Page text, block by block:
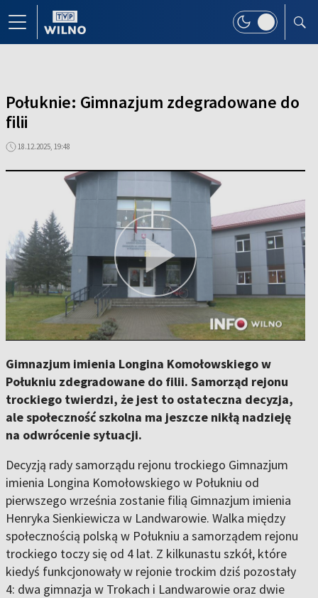
Połuknie: Gimnazjum zdegradowane do
filii
18.12.2025, 19:48
Gimnazjum imienia Longina Komołowskiego w
Połukniu zdegradowane do filii. Samorząd rejonu
trockiego twierdzi, że jest to ostateczna decyzja,
ale społeczność szkolna ma jeszcze nikłą nadzieję
na odwrócenie sytuacji.
Decyzją rady samorządu rejonu trockiego Gimnazjum
imienia Longina Komołowskiego w Połukniu od
pierwszego września zostanie filią Gimnazjum imienia
Henryka Sienkiewicza w Landwarowie. Walka między
społecznością polską w Połukniu a samorządem rejonu
trockiego toczy się od 4 lat. Z kilkunastu szkół, które
kiedyś funkcjonowały w rejonie trockim dziś pozostały
4: dwa gimnazja w Trokach i Landwarowie oraz dwie